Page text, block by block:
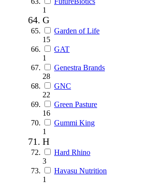
1
G
Garden of Life
15
GAT
1
Genestra Brands
28
GNC
22
Green Pasture
16
Gummi King
1
H
Hard Rhino
3
Havasu Nutrition
1